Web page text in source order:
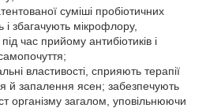
суміші пробіотичних
і збагачують мікрофлору,
час прийому антибіотиків і
властивості, сприяють терапії
й запалення ясен; забезпечують
організму загалом, уповільнюючи